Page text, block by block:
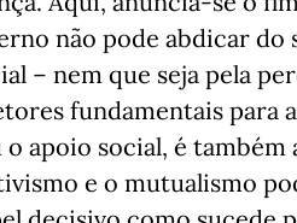
não pode abdicar do
– nem que seja pela
fundamentais para
o apoio social, é
e o mutualismo